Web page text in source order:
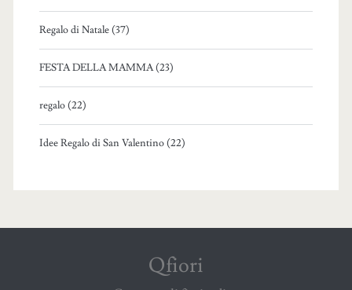
Regalo di Natale (37)
FESTA DELLA MAMMA (23)
regalo (22)
Idee Regalo di San Valentino (22)
Qfiori